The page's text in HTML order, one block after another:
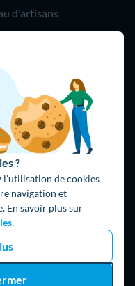
?
de cookies
navigation et
En savoir plus sur
d'artisans
(8h-21h)
Watt
légales